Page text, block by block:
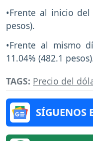
•Frente al inicio
pesos).
•Frente al mismo
11.04% (482.1
TAGS: Precio del
SÍGUENOS